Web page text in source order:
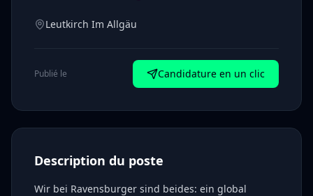
Leutkirch Im Allgäu
Publié le Candidature en un clic
Description du poste
Wir bei Ravensburger sind beides: ein global